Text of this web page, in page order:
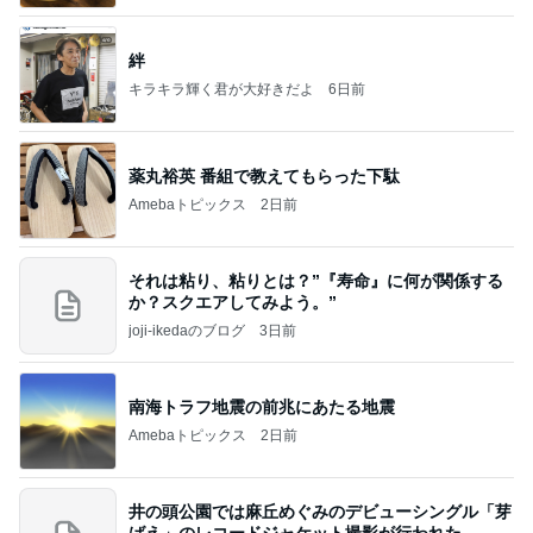
絆
キラキラ輝く君が大好きだよ 6日前
薬丸裕英 番組で教えてもらった下駄
Amebaトピックス 2日前
それは粘り、粘りとは？”『寿命』に何が関係する
か？スクエアしてみよう。”
joji-ikedaのブログ 3日前
南海トラフ地震の前兆にあたる地震
Amebaトピックス 2日前
井の頭公園では麻丘めぐみのデビューシングル「芽